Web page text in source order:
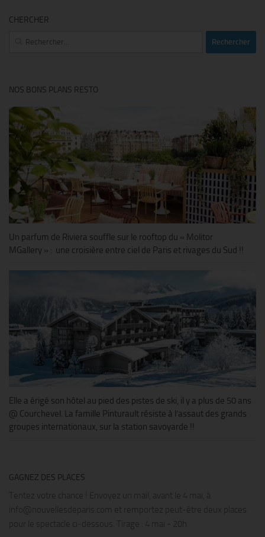
CHERCHER
Rechercher :
NOS BONS PLANS RESTO
Un parfum de Riviera souffle sur le rooftop du « Molitor
MGallery » : une croisière entre ciel de Paris et rivages du Sud !!
Elle a érigé son hôtel au pied des pistes de ski, il y a plus de 50 ans
@ Courchevel. La famille Pinturault résiste à l’assaut des grands
groupes internationaux, sur la station savoyarde !!
GAGNEZ DES PLACES
Tentez votre chance ! Envoyez un mail, avant le 4 mai, à
info@nouvellesdeparis.com et remportez peut-être deux places
pour le spectacle ci-dessous. Tirage : 4 mai - 20h